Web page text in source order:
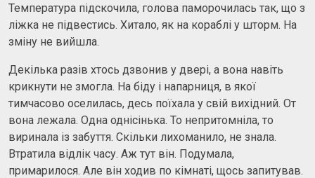
Температура підскочила, голова паморочилась так, що з
ліжка не підвестись. Хитало, як на кораблі у шторм. На
зміну не вийшла.
Декілька разів хтось дзвонив у двері, а вона навіть
крикнути не змогла. На біду і напарниця, в якої
тимчасово оселилась, десь поїхала у свій вихідний. От
вона лежала. Одна однісінька. То непритомніла, то
виринала із забуття. Скільки лихоманило, не знала.
Втратила відлік часу. Аж тут він. Подумала,
примарилося. Але він ходив по кімнаті, щось запитував.